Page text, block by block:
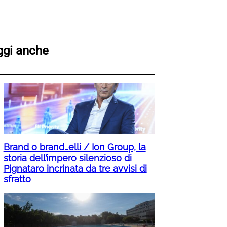
anche
Brand o brand…elli / Ion Group, la
storia dell’impero silenzioso di
Pignataro incrinata da tre avvisi di
sfratto